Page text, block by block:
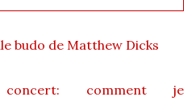
budo de Matthew Dicks
concert: comment je